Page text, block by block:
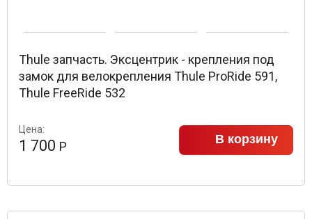
Thule запчасть. Эксцентрик - крепления под
замок для велокрепления Thule ProRide 591,
Thule FreeRide 532
Цена:
1 700 Р В корзину